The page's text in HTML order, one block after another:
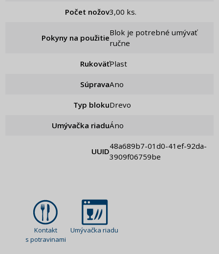
Počet nožov 3,00 ks.
Pokyny na použitie
Blok je potrebné umývať
ručne
Rukoväť Plast
Súprava ano
Typ bloku Drevo
Umývačka riadu Áno
UUID
48a689b7-01d0-41ef-92da-
3909f06759be
Kontakt
s potravinami
Umývačka riadu